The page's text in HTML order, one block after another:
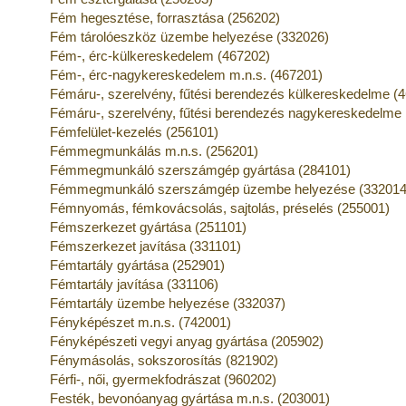
Fém hegesztése, forrasztása (256202)
Fém tárolóeszköz üzembe helyezése (332026)
Fém-, érc-külkereskedelem (467202)
Fém-, érc-nagykereskedelem m.n.s. (467201)
Fémáru-, szerelvény, fűtési berendezés külkereskedelme
Fémáru-, szerelvény, fűtési berendezés
Fémfelület-kezelés (256101)
Fémmegmunkálás m.n.s. (256201)
Fémmegmunkáló szerszámgép gyártása (284101)
Fémmegmunkáló szerszámgép üzembe helyezése
Fémnyomás, fémkovácsolás, sajtolás, préselés (255001)
Fémszerkezet gyártása (251101)
Fémszerkezet javítása (331101)
Fémtartály gyártása (252901)
Fémtartály javítása (331106)
Fémtartály üzembe helyezése (332037)
Fényképészet m.n.s. (742001)
Fényképészeti vegyi anyag gyártása (205902)
Fénymásolás, sokszorosítás (821902)
Férfi-, női, gyermekfodrászat (960202)
Festék, bevonóanyag gyártása m.n.s. (203001)